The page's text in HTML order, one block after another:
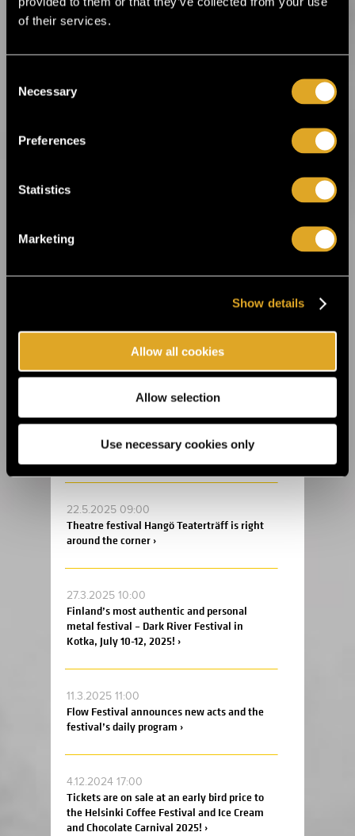
of their services.
Selection
Necessary
Preferences
Statistics
Marketing
Show details
Allow all cookies
Allow selection
Use necessary cookies only
24.3.2026 11:00
Flow Festival’s Balloon 360° presents
16.1.2026 12:00
Ankea Festival releases a headliner! ›
Celebrate the 20th anniversary of Helsinki
Design Week at Suomitalo! ›
2.6.2025 09:00
This summer, the Fiskars Summer Festival
returns for its sixth edition! ›
22.5.2025 09:00
Theatre festival Hangö Teaterträff is right
around the corner ›
27.3.2025 10:00
Finland’s most authentic and personal
metal festival – Dark River Festival in
Kotka, July 10-12, 2025! ›
11.3.2025 11:00
Flow Festival announces new acts and the
festival’s daily program ›
4.12.2024 17:00
Tickets are on sale at an early bird price to
the Helsinki Coffee Festival and Ice Cream
and Chocolate Carnival 2025! ›